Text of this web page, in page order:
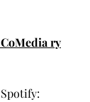
CoMedia ry
Spotify: